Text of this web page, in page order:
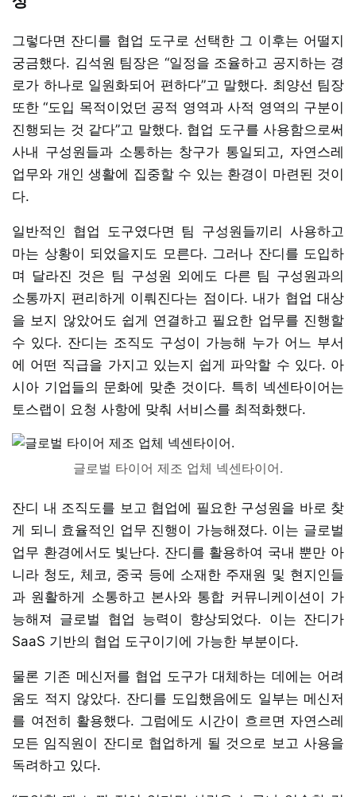
그렇다면 잔디를 협업 도구로 선택한 그 이후는 어떨지
궁금했다. 김석원 팀장은 “일정을 조율하고 공지하는 경
로가 하나로 일원화되어 편하다”고 말했다. 최양선 팀장
또한 “도입 목적이었던 공적 영역과 사적 영역의 구분이
진행되는 것 같다”고 말했다. 협업 도구를 사용함으로써
사내 구성원들과 소통하는 창구가 통일되고, 자연스레
업무와 개인 생활에 집중할 수 있는 환경이 마련된 것이
다.
일반적인 협업 도구였다면 팀 구성원들끼리 사용하고
마는 상황이 되었을지도 모른다. 그러나 잔디를 도입하
며 달라진 것은 팀 구성원 외에도 다른 팀 구성원과의
소통까지 편리하게 이뤄진다는 점이다. 내가 협업 대상
을 보지 않았어도 쉽게 연결하고 필요한 업무를 진행할
수 있다. 잔디는 조직도 구성이 가능해 누가 어느 부서
에 어떤 직급을 가지고 있는지 쉽게 파악할 수 있다. 아
시아 기업들의 문화에 맞춘 것이다. 특히 넥센타이어는
토스랩이 요청 사항에 맞춰 서비스를 최적화했다.
글로벌 타이어 제조 업체 넥센타이어.
잔디 내 조직도를 보고 협업에 필요한 구성원을 바로 찾
게 되니 효율적인 업무 진행이 가능해졌다. 이는 글로벌
업무 환경에서도 빛난다. 잔디를 활용하여 국내 뿐만 아
니라 청도, 체코, 중국 등에 소재한 주재원 및 현지인들
과 원활하게 소통하고 본사와 통합 커뮤니케이션이 가
능해져 글로벌 협업 능력이 향상되었다. 이는 잔디가
SaaS 기반의 협업 도구이기에 가능한 부분이다.
물론 기존 메신저를 협업 도구가 대체하는 데에는 어려
움도 적지 않았다. 잔디를 도입했음에도 일부는 메신저
를 여전히 활용했다. 그럼에도 시간이 흐르면 자연스레
모든 임직원이 잔디로 협업하게 될 것으로 보고 사용을
독려하고 있다.